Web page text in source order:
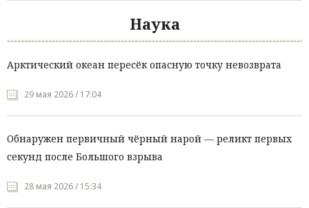
Наука
Арктический океан пересёк опасную точку невозврата
29 мая 2026 / 17:04
Обнаружен первичный чёрный нарой — реликт первых
секунд после Большого взрыва
28 мая 2026 / 15:34